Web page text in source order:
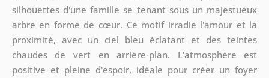
silhouettes d'une famille se tenant sous un majestueux
arbre en forme de cœur. Ce motif irradie l'amour et la
proximité, avec un ciel bleu éclatant et des teintes
chaudes de vert en arrière-plan. L'atmosphère est
positive et pleine d'espoir, idéale pour créer un foyer